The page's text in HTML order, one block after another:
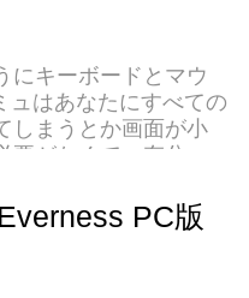
にキーボードとマウ
ュはあなたにすべての
しまうとか画面が小
要がなくて、存分
NTE: Neverness to
適！完璧なキーマッ
パソコンゲームみ
PC版